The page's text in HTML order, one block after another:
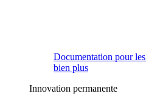
Documentation pour
bien plus
Innovation permanente